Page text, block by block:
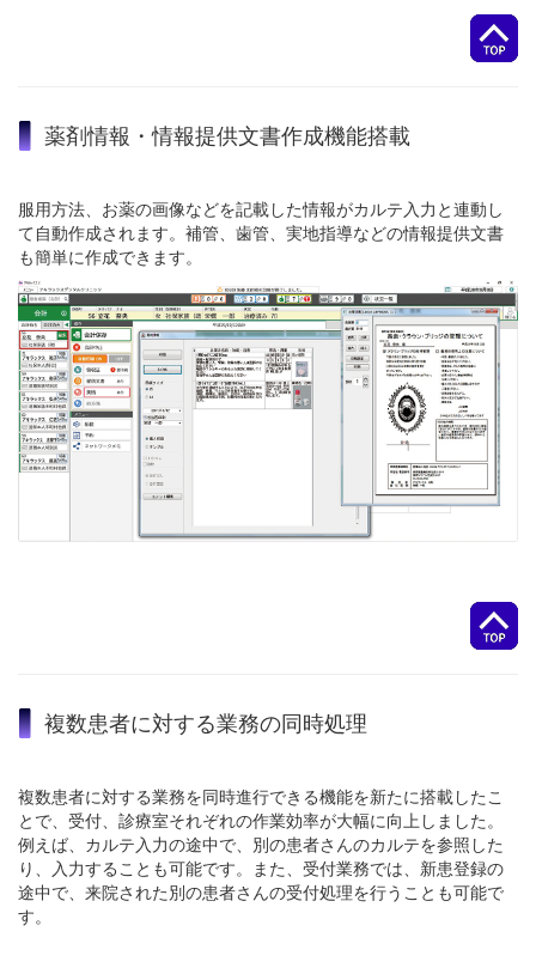
薬剤情報・情報提供文書作成機能搭載
服用方法、お薬の画像などを記載した情報がカルテ入力と連動し
て自動作成されます。補管、歯管、実地指導などの情報提供文書
も簡単に作成できます。
複数患者に対する業務の同時処理
複数患者に対する業務を同時進行できる機能を新たに搭載したこ
とで、受付、診療室それぞれの作業効率が大幅に向上しました。
例えば、カルテ入力の途中で、別の患者さんのカルテを参照した
り、入力することも可能です。また、受付業務では、新患登録の
途中で、来院された別の患者さんの受付処理を行うことも可能で
す。